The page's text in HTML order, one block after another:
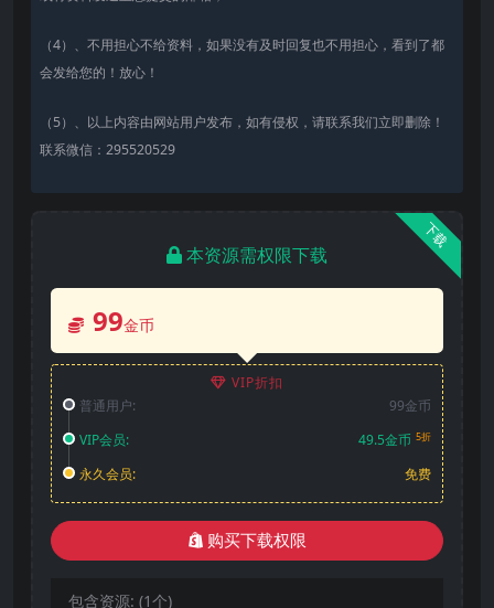
（4）、不用担心不给资料，如果没有及时回复也不用担心，看到了都
会发给您的！放心！
（5）、以上内容由网站用户发布，如有侵权，请联系我们立即删除！
联系微信：295520529
下载
本资源需权限下载
99金币
VIP折扣
普通用户:
99金币
VIP会员:
49.5金币 5折
永久会员: 免费
购买下载权限
包含资源: (1个)